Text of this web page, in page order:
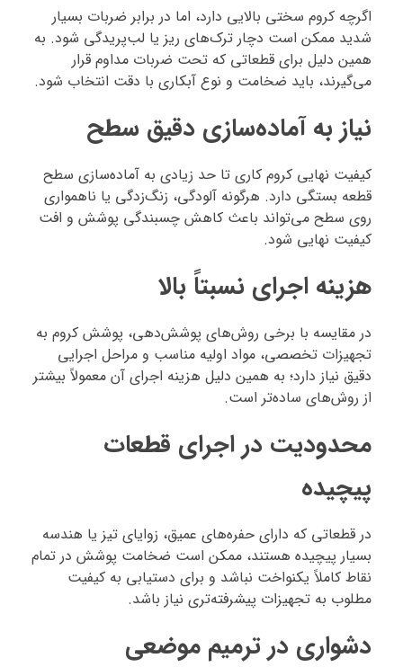
اگرچه کروم سختی بالایی دارد، اما در برابر ضربات بسیار
شدید ممکن است دچار ترک‌های ریز یا لب‌پریدگی شود. به
همین دلیل برای قطعاتی که تحت ضربات مداوم قرار
می‌گیرند، باید ضخامت و نوع آبکاری با دقت انتخاب شود.
نیاز به آماده‌سازی دقیق سطح
کیفیت نهایی کروم کاری تا حد زیادی به آماده‌سازی سطح
قطعه بستگی دارد. هرگونه آلودگی، زنگ‌زدگی یا ناهمواری
روی سطح می‌تواند باعث کاهش چسبندگی پوشش و افت
کیفیت نهایی شود.
هزینه اجرای نسبتاً بالا
در مقایسه با برخی روش‌های پوشش‌دهی، پوشش کروم به
تجهیزات تخصصی، مواد اولیه مناسب و مراحل اجرایی
دقیق نیاز دارد؛ به همین دلیل هزینه اجرای آن معمولاً بیشتر
از روش‌های ساده‌تر است.
محدودیت در اجرای قطعات
پیچیده
در قطعاتی که دارای حفره‌های عمیق، زوایای تیز یا هندسه
بسیار پیچیده هستند، ممکن است ضخامت پوشش در تمام
نقاط کاملاً یکنواخت نباشد و برای دستیابی به کیفیت
مطلوب به تجهیزات پیشرفته‌تری نیاز باشد.
دشواری در ترمیم موضعی